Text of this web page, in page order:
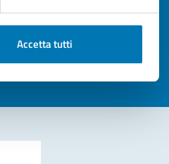
Accetta tutti